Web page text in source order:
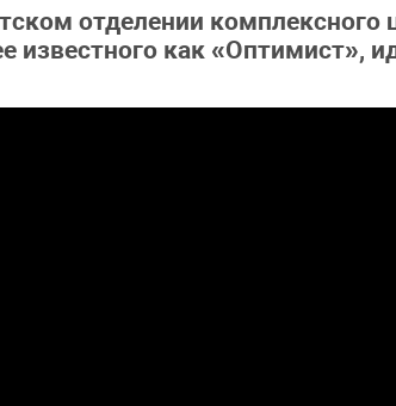
отделении комплексного
известного как «Оптимист»,